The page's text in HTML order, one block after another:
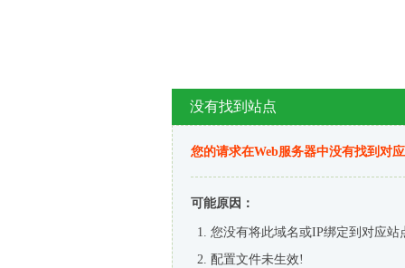
没有找到站点
您的请求在Web服务器中没有找到对
可能原因：
您没有将此域名或IP绑定到对应站
配置文件未生效!